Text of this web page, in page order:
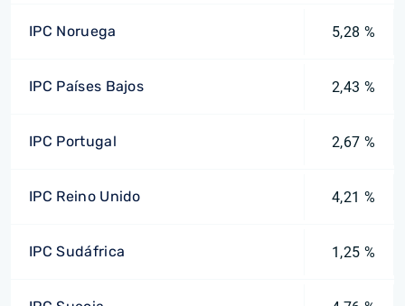
IPC Noruega 5,28 %
IPC Países Bajos 2,43 %
IPC Portugal 2,67 %
IPC Reino Unido 4,21 %
IPC Sudáfrica 1,25 %